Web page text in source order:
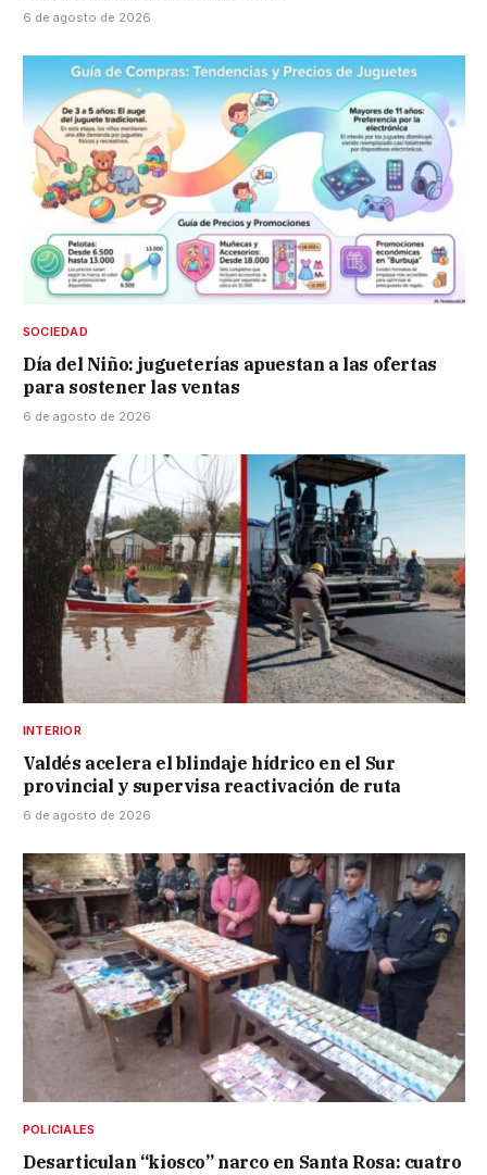
6 de agosto de 2026
SOCIEDAD
Día del Niño: jugueterías apuestan a las ofertas
para sostener las ventas
6 de agosto de 2026
INTERIOR
Valdés acelera el blindaje hídrico en el Sur
provincial y supervisa reactivación de ruta
6 de agosto de 2026
POLICIALES
Desarticulan “kiosco” narco en Santa Rosa: cuatro